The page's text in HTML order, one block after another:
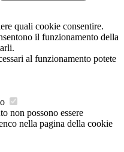
quali cookie consentire.
il funzionamento della
al funzionamento potete
non possono essere
nella pagina della cookie